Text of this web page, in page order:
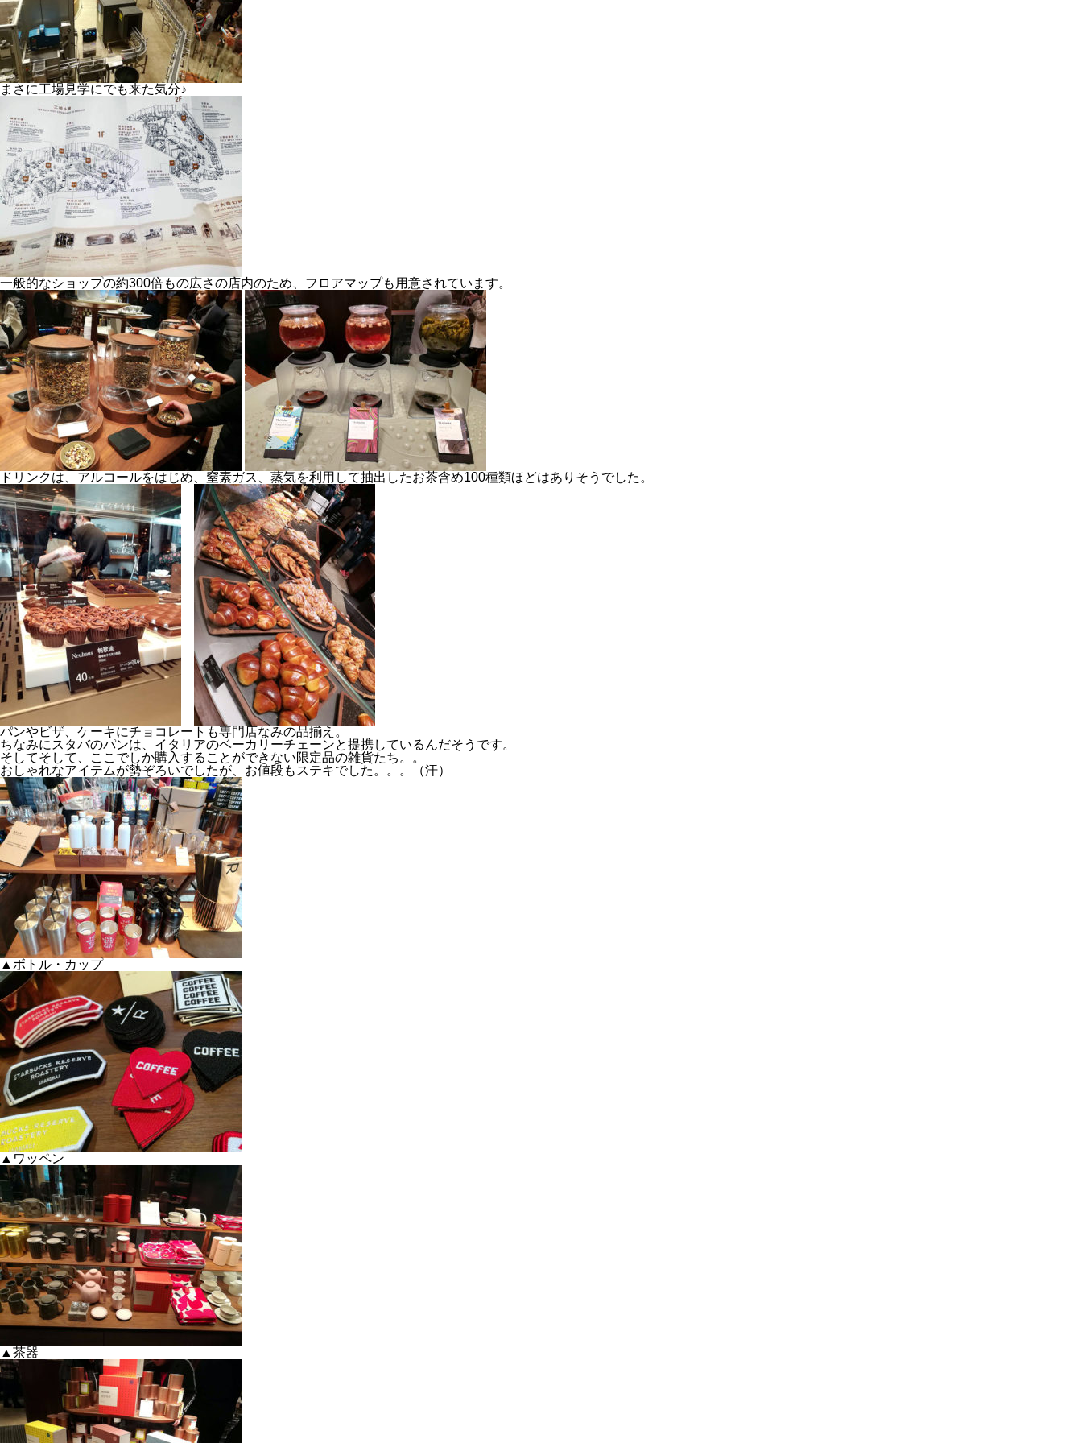
まさに工場見学にでも来た気分♪
一般的なショップの約300倍もの広さの店内のため、フロアマップも用意されています。
ドリンクは、アルコールをはじめ、窒素ガス、蒸気を利用して抽出したお茶含め100種類ほどはありそうでした。
パンやビザ、ケーキにチョコレートも専門店なみの品揃え。
ちなみにスタバのパンは、イタリアのベーカリーチェーンと提携しているんだそうです。
そしてそして、ここでしか購入することができない限定品の雑貨たち。。
おしゃれなアイテムが勢ぞろいでしたが、お値段もステキでした。。。（汗）
▲ボトル・カップ
▲ワッペン
▲茶器